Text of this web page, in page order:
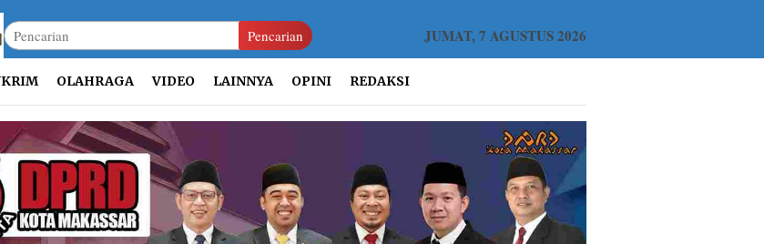
Pencarian JUMAT, 7 AGUSTUS 2026
OLAHRAGA VIDEO LAINNYA OPINI REDAKSI